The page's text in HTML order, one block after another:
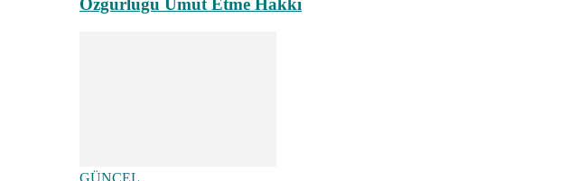
Özgürlüğü Umut Etme Hakkı
GÜNCEL